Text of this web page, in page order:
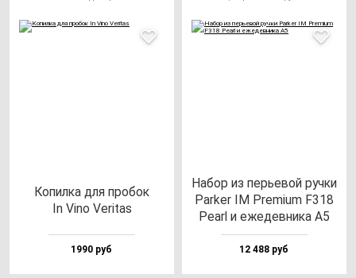
Копил­ка для про­бок
In Vino Veri­tas
1990 руб
Набор из перь­евой руч­ки
Par­ker IM Pre­mi­um F318
Pearl и еже­дев­ни­ка A5
12 488 руб